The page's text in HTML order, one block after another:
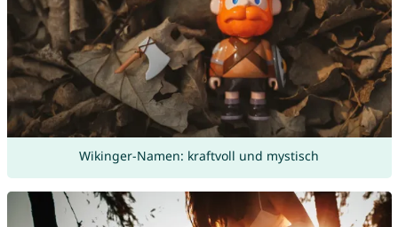
Wikinger-Namen: kraftvoll und mystisch